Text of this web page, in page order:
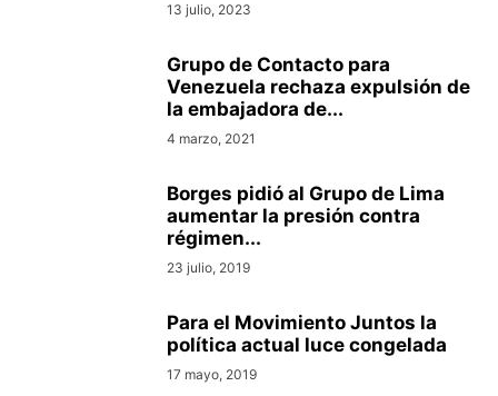
13 julio, 2023
Grupo de Contacto para
Venezuela rechaza expulsión de
la embajadora de...
4 marzo, 2021
Borges pidió al Grupo de Lima
aumentar la presión contra
régimen...
23 julio, 2019
Para el Movimiento Juntos la
política actual luce congelada
17 mayo, 2019